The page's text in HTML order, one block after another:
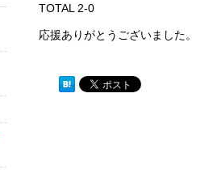
TOTAL 2-0
応援ありがとうございました。